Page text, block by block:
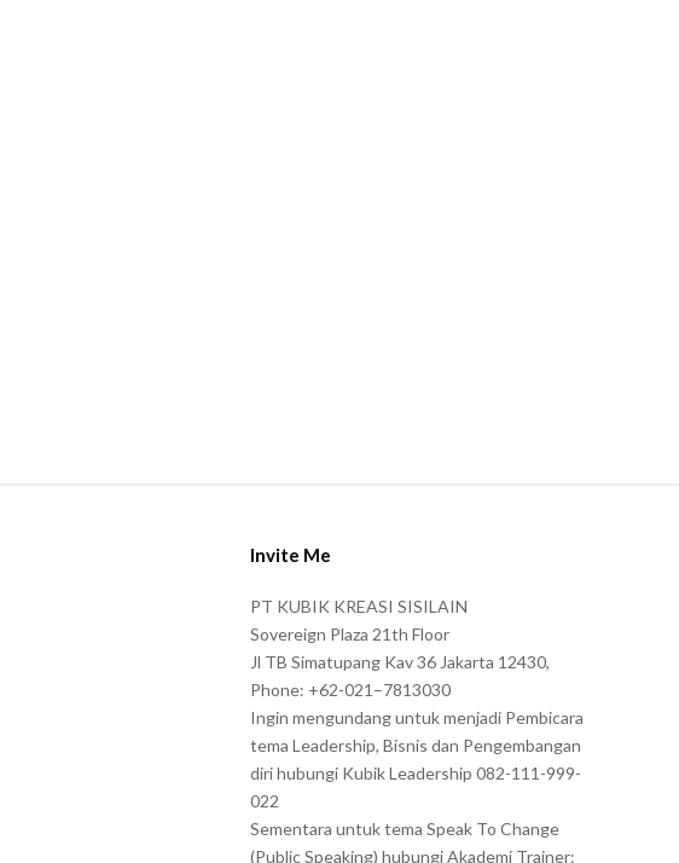
Invite Me
PT KUBIK KREASI SISILAIN
Sovereign Plaza 21th Floor
Jl TB Simatupang Kav 36 Jakarta 12430,
Phone: +62-021–7813030
Ingin mengundang untuk menjadi Pembicara
tema Leadership, Bisnis dan Pengembangan
diri hubungi Kubik Leadership 082-111-999-
022
Sementara untuk tema Speak To Change
(Public Speaking) hubungi Akademi Trainer: